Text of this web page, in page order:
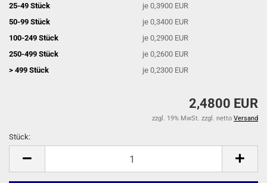
25-49 Stück
je 0,3900 EUR
50-99 Stück
je 0,3400 EUR
100-249 Stück
je 0,2900 EUR
250-499 Stück
je 0,2600 EUR
> 499 Stück
je 0,2300 EUR
2,4800 EUR
zzgl. 19% MwSt. zzgl. netto Versand
Stück: